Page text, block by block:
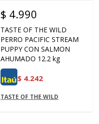
$ 4.990
TASTE OF THE WILD
PERRO PACIFIC STREAM
PUPPY CON SALMON
AHUMADO 12.2 kg
$ 4.242
TASTE OF THE WILD